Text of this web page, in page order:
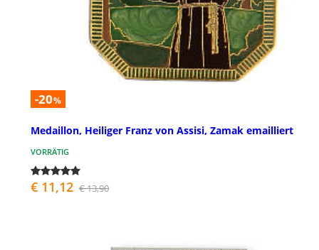
-20%
Medaillon, Heiliger Franz von Assisi, Zamak emailliert
VORRÄTIG
€ 11,12 € 13,90